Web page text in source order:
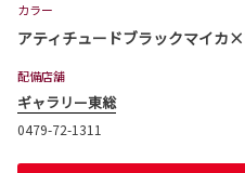
カラー
アティチュードブラックマイカ
配備店舗
ギャラリー東総
0479-72-1311